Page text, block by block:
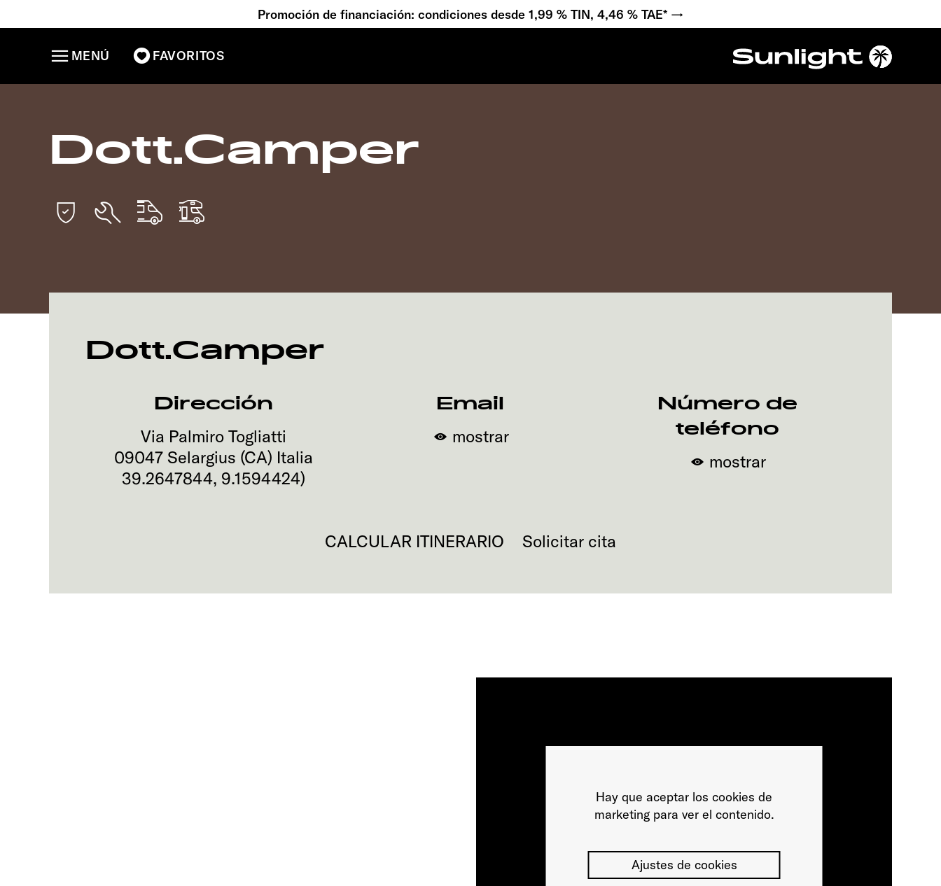
Promoción de financiación: condiciones desde 1,99 % TIN, 4,46 % TAE* →
FAVORITOS
MENÚ
Dott.Camper
Dott.Camper
Dirección
Via Palmiro Togliatti
09047 Selargius (CA) Italia
39.2647844, 9.1594424)
Email
mostrar
Número de
teléfono
mostrar
CALCULAR ITINERARIO Solicitar cita
Hay que aceptar los cookies de
marketing para ver el contenido.
Ajustes de cookies